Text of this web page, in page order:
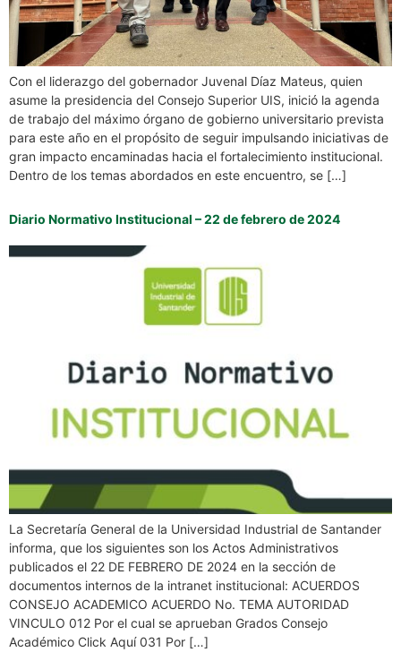
Con el liderazgo del gobernador Juvenal Díaz Mateus, quien
asume la presidencia del Consejo Superior UIS, inició la agenda
de trabajo del máximo órgano de gobierno universitario prevista
para este año en el propósito de seguir impulsando iniciativas de
gran impacto encaminadas hacia el fortalecimiento institucional.
Dentro de los temas abordados en este encuentro, se […]
Diario Normativo Institucional – 22 de febrero de 2024
La Secretaría General de la Universidad Industrial de Santander
informa, que los siguientes son los Actos Administrativos
publicados el 22 DE FEBRERO DE 2024 en la sección de
documentos internos de la intranet institucional: ACUERDOS
CONSEJO ACADEMICO ACUERDO No. TEMA AUTORIDAD
VINCULO 012 Por el cual se aprueban Grados Consejo
Académico Click Aquí 031 Por […]